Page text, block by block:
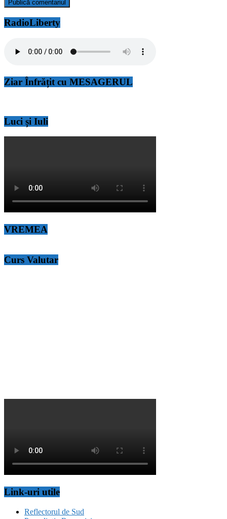
RadioLiberty
Ziar Înfrățit cu MESAGERUL
Luci și Iuli
VREMEA
Curs Valutar
Link-uri utile
Reflectorul de Sud